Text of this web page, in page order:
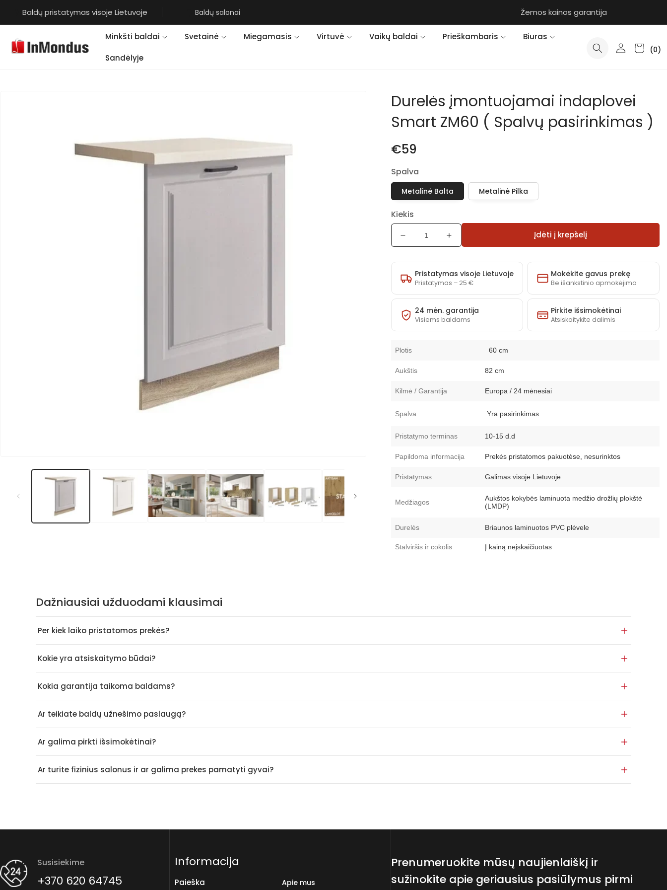
turinį
Baldų pristatymas visoje Lietuvoje Baldų salonai Žemos kainos garantija
Minkšti baldai Svetainė Miegamasis Virtuvė Vaikų baldai Prieškambaris Biuras
Sandėlyje
PrisijungtiKrepšelis
(0)
0
prekės
(-ių)
Durelės įmontuojamai indaplovei
Smart ZM60 ( Spalvų pasirinkimas )
€59
Spalva
Metalinė Balta Metalinė Pilka
Kiekis
Sumažinti
Durelės
įmontuojamai
indaplovei
Smart
ZM60
(
Spalvų
pasirinkimas
)
Padidinti
Durelės
įmontuojamai
indaplovei
Smart
ZM60
(
Spalvų
pasirinkimas
)
Įdėti į krepšelį
Pristatymas visoje Lietuvoje
Pristatymas – 25 €
Mokėkite gavus prekę
Be išankstinio apmokėjimo
24 mėn. garantija
Visiems baldams
Pirkite išsimokėtinai
Atsiskaitykite dalimis
Plotis 60 cm
Aukštis 82 cm
Kilmė / Garantija Europa / 24 mėnesiai
Spalva Yra pasirinkimas
Pristatymo terminas 10-15 d.d
Papildoma informacija Prekės pristatomos pakuotėse, nesurinktos
Pristatymas Galimas visoje Lietuvoje
Medžiagos
Aukštos kokybės laminuota medžio drožlių plokštė
(LMDP)
Durelės Briaunos laminuotos PVC plėvele
Stalviršis ir cokolis Į kainą neįskaičiuotas
Dažniausiai užduodami klausimai
Per kiek laiko pristatomos prekės?
Kokie yra atsiskaitymo būdai?
Kokia garantija taikoma baldams?
Ar teikiate baldų užnešimo paslaugą?
Ar galima pirkti išsimokėtinai?
Ar turite fizinius salonus ir ar galima prekes pamatyti gyvai?
Susisiekime
+370 620 64745
Informacija
Paieška Apie mus
Prenumeruokite mūsų naujienlaiškį ir
sužinokite apie geriausius pasiūlymus pirmi